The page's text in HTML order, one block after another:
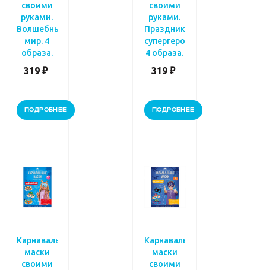
своими
руками.
Волшебный
мир. 4
образа.
319 ₽
ПОДРОБНЕЕ
своими
руками.
Праздник
супергероя.
4 образа.
319 ₽
ПОДРОБНЕЕ
Карнавальные
маски
своими
Карнавальные
маски
своими